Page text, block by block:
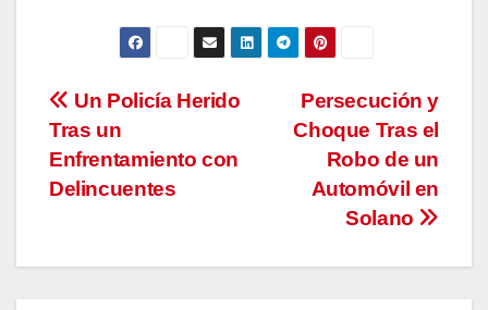
Navegación
de
entradas
Persecución y
Choque Tras el
Robo de un
Automóvil en
Solano
Un Policía Herido
Tras un
Enfrentamiento con
Delincuentes